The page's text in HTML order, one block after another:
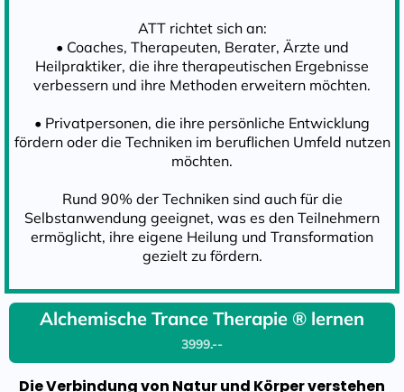
ATT richtet sich an:
• Coaches, Therapeuten, Berater, Ärzte und
Heilpraktiker, die ihre therapeutischen Ergebnisse
verbessern und ihre Methoden erweitern möchten.
• Privatpersonen, die ihre persönliche Entwicklung
fördern oder die Techniken im beruflichen Umfeld nutzen
möchten.
Rund 90% der Techniken sind auch für die
Selbstanwendung geeignet, was es den Teilnehmern
ermöglicht, ihre eigene Heilung und Transformation
gezielt zu fördern.
Alchemische Trance Therapie ® lernen
3999.--
Die Verbindung von Natur und Körper verstehen